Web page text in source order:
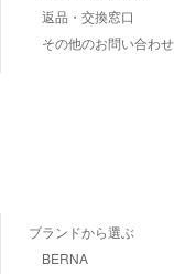
返品・交換窓口
その他のお問い合わせ
ブランドから選ぶ
BERNA